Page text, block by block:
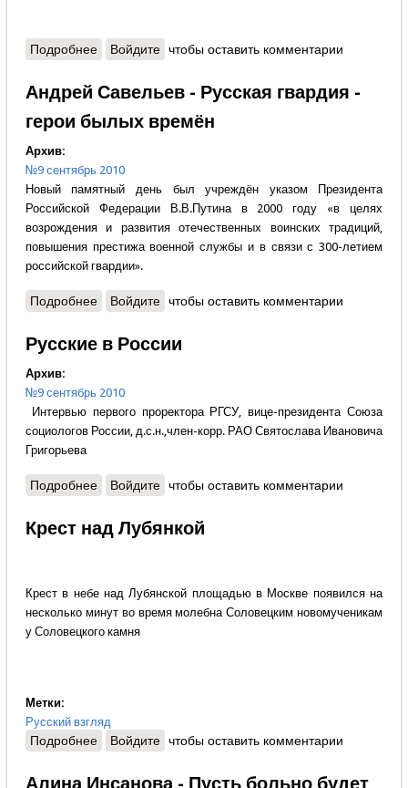
Подробнеео Сергей Пыхтин - Разные войны в одном
Войдите чтобы оставить комментарии
Андрей Савельев - Русская гвардия -
герои былых времён
Архив:
№9 сентябрь 2010
Новый памятный день был учреждён указом Президента
Российской Федерации В.В.Путина в 2000 году «в целях
возрождения и развития отечественных воинских традиций,
повышения престижа военной службы и в связи с 300-летием
российской гвардии».
Подробнеео Андрей Савельев - Русская гвардия - герои
Войдите чтобы оставить комментарии
Русские в России
Архив:
№9 сентябрь 2010
Интервью первого проректора РГСУ, вице-президента Союза
социологов России, д.с.н.,член-корр. РАО Святослава Ивановича
Григорьева
Подробнеео Русские в России
Войдите чтобы оставить комментарии
Крест над Лубянкой
Крест в небе над Лубянской площадью в Москве появился на
несколько минут во время молебна Соловецким новомученикам
у Соловецкого камня
Метки:
Русский взгляд
Подробнеео Крест над Лубянкой
Войдите чтобы оставить комментарии